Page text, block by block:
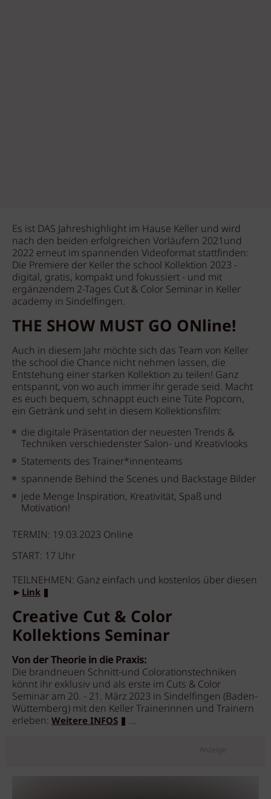
Es ist DAS Jahreshighlight im Hause Keller und wird
nach den beiden erfolgreichen Vorläufern 2021und
2022 erneut im spannenden Videoformat stattfinden:
Die Premiere der Keller the school Kollektion 2023 -
digital, gratis, kompakt und fokussiert - und mit
ergänzendem 2-Tages Cut & Color Seminar in Keller
academy in Sindelfingen.
THE SHOW MUST GO ONline!
Auch in diesem Jahr möchte sich das Team von Keller
the school die Chance nicht nehmen lassen, die
Entstehung einer starken Kollektion zu teilen! Ganz
entspannt, von wo auch immer ihr gerade seid. Macht
es euch bequem, schnappt euch eine Tüte Popcorn,
ein Getränk und seht in diesem Kollektionsfilm:
die digitale Präsentation der neuesten Trends &
Techniken verschiedenster Salon- und Kreativlooks
Statements des Trainer*innenteams
spannende Behind the Scenes und Backstage Bilder
jede Menge Inspiration, Kreativität, Spaß und
Motivation!
TERMIN: 19.03.2023 Online
START: 17 Uhr
TEILNEHMEN: Ganz einfach und kostenlos über diesen
►Link
Creative Cut & Color
Kollektions Seminar
Von der Theorie in die Praxis:
Die brandneuen Schnitt-und Colorationstechniken
könnt ihr exklusiv und als erste im Cuts & Color
Seminar am 20. - 21. März 2023 in Sindelfingen (Baden-
Wüttemberg) mit den Keller Trainerinnen und Trainern
erleben: Weitere INFOS ...
Anzeige